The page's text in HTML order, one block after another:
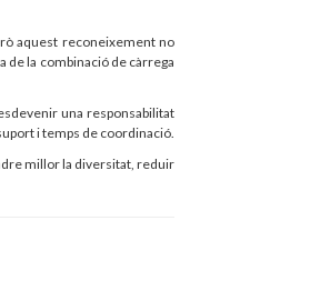
aquest reconeixement no
de la combinació de càrrega
una responsabilitat
i temps de coordinació.
millor la diversitat, reduir